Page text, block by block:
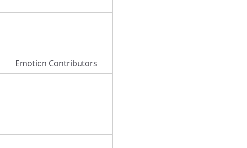
Emotion Contributors